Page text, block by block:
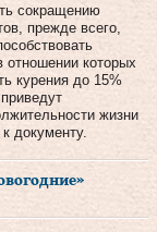
сокращению
прежде всего,
которых
курения до 15%
жизни
документу.